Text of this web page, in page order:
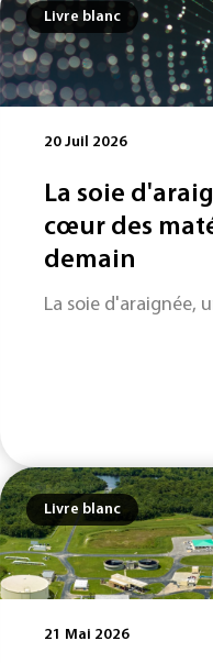
Livre blanc
20 Juil 2026
La soie
cœur des
demain
La soie d'araignée,
Livre blanc
21 Mai 2026